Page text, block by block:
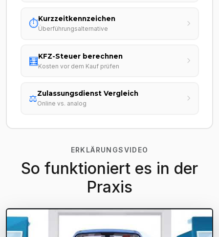
⏱️Kurzzeitkennzeichen
Überführungsalternative
🧮KFZ-Steuer berechnen
Kosten vor dem Kauf prüfen
⚖️Zulassungsdienst Vergleich
Online vs. analog
ERKLÄRUNGSVIDEO
So funktioniert es in der
Praxis